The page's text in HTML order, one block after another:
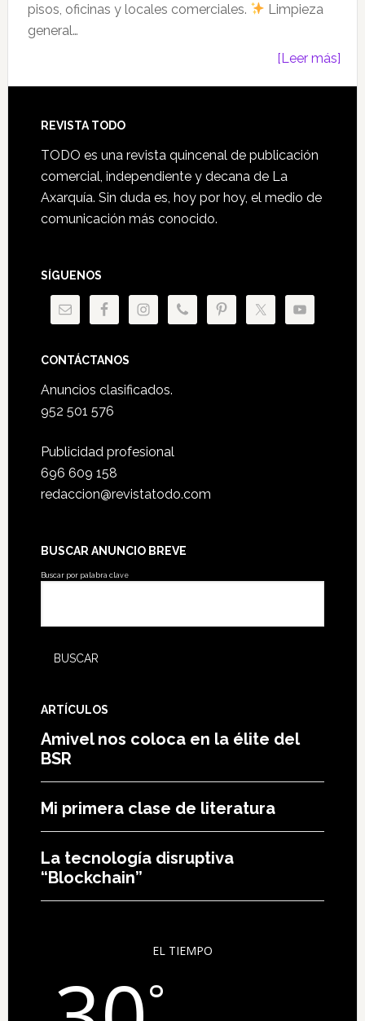
pisos, oficinas y locales comerciales.
Limpieza
general…
[Leer más]
Footer
REVISTA TODO
TODO es una revista quincenal de publicación
comercial, independiente y decana de La
Axarquía. Sin duda es, hoy por hoy, el medio de
comunicación más conocido.
SÍGUENOS
CONTÁCTANOS
Anuncios clasificados.
952 501 576
Publicidad profesional
696 609 158
redaccion@revistatodo.com
BUSCAR ANUNCIO BREVE
Buscar por palabra clave
ARTÍCULOS
Amivel nos coloca en la élite del
BSR
Mi primera clase de literatura
La tecnología disruptiva
“Blockchain”
EL TIEMPO
°